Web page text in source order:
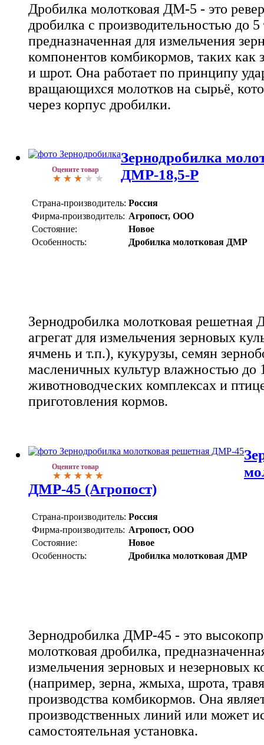
Дробилка молотковая ДМ-5 - это
дробилка с производительностью до 5
предназначенная для измельчения
компонентов комбикормов, таких как
и шрот. Она работает по принципу
вращающихся молотков на сырьё,
через корпус дробилки.
Оцените товар
Зернодробилка
ДМР-18,5-Р
Страна-производитель: Россия
Фирма-производитель: Агропост, ООО
Состояние:
Новое
Особенность:
Дробилка молотковая ДМР
Зернодробилка молотковая
агрегат для измельчения зерновых
ячмень и т.п.), кукурузы, семян
масленичных культур влажностью
животноводческих комплексах и
приготовления кормов.
Оцените товар
ДМР-45 (Агропост)
Страна-производитель: Россия
Фирма-производитель: Агропост, ООО
Состояние:
Новое
Особенность:
Дробилка молотковая ДМР
Зернодробилка ДМР-45 - это
молотковая дробилка,
измельчения зерновых и незерновых
(например, зерна, жмыха, шрота,
производства комбикормов. Она
производственных линий или может
самостоятельная установка.